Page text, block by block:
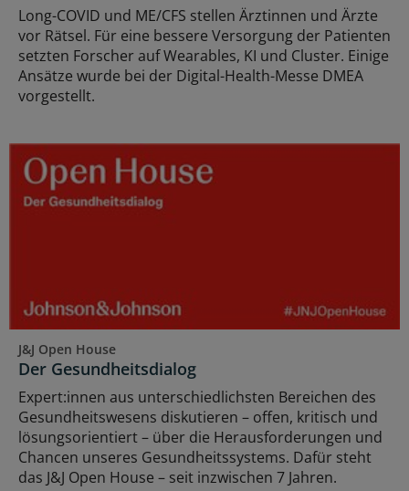
Long-COVID und ME/CFS stellen Ärztinnen und Ärzte
vor Rätsel. Für eine bessere Versorgung der Patienten
setzten Forscher auf Wearables, KI und Cluster. Einige
Ansätze wurde bei der Digital-Health-Messe DMEA
vorgestellt.
J&J Open House
Der Gesundheitsdialog
Expert:innen aus unterschiedlichsten Bereichen des
Gesundheitswesens diskutieren – offen, kritisch und
lösungsorientiert – über die Herausforderungen und
Chancen unseres Gesundheitssystems. Dafür steht
das J&J Open House – seit inzwischen 7 Jahren.